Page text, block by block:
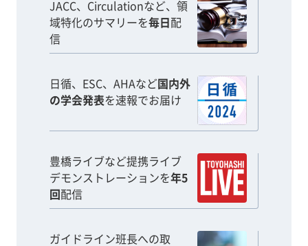
JACC、Circulationなど、領
域特化のサマリーを毎日 配
信
日循、ESC、AHAなど国内外
の学会発表を速報でお届け
豊橋ライブなど提携ライブ
デモンストレーションを年5
回 配信
ガイドライン班長への取